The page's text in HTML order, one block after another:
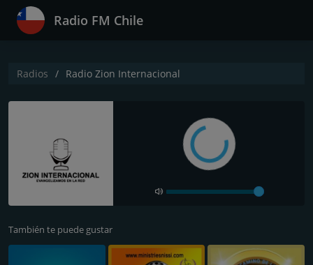
Radio FM Chile
Radios Radio Zion Internacional
También te puede gustar